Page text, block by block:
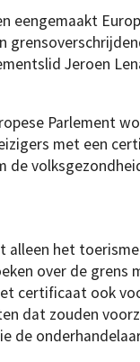
eengemaakt
Jeroen
Parlement
met een
het
over de grens
certificaat ook
dat zouden
de